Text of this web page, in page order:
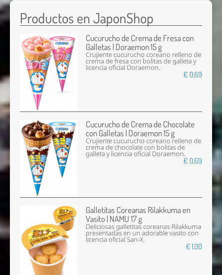
Productos en JaponShop
Cucurucho de Crema de Fresa con
Galletas | Doraemon 15 g
Crujiente cucurucho coreano relleno de
crema de fresa con bolitas de galleta y
licencia oficial Doraemon.
€ 0,69
Cucurucho de Crema de Chocolate
con Galletas | Doraemon 15 g
Crujiente cucurucho coreano relleno de
crema de chocolate con bolitas de
galleta y licencia oficial Doraemon.
€ 0,69
Galletitas Coreanas Rilakkuma en
Vasito | NAMU 17 g
Deliciosas galletitas coreanas Rilakkuma
presentadas en un adorable vasito con
licencia oficial San-X.
€ 1,00